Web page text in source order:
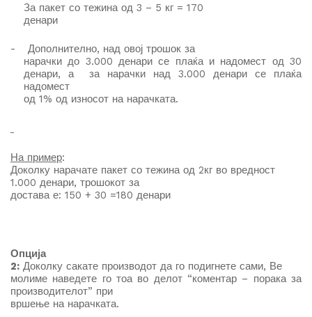
За пакет со тежина од 3 – 5 кг = 170
денари
- Дополнително, над овој трошок за
нарачки до 3.000 денари се плаќа и надомест од 30
денари, а за нарачки над 3.000 денари се плаќа
надомест
од 1% од износот на нарачката.
На пример:
Доколку нарачате пакет со тежина од 2кг во вредност
1.000 денари, трошокот за
достава е: 150 + 30 =180 денари
Опција
2: Доколку сакате производот да го подигнете сами, Ве
молиме наведете го тоа во делот “коментар – порака за
производителот” при
вршење на нарачката.